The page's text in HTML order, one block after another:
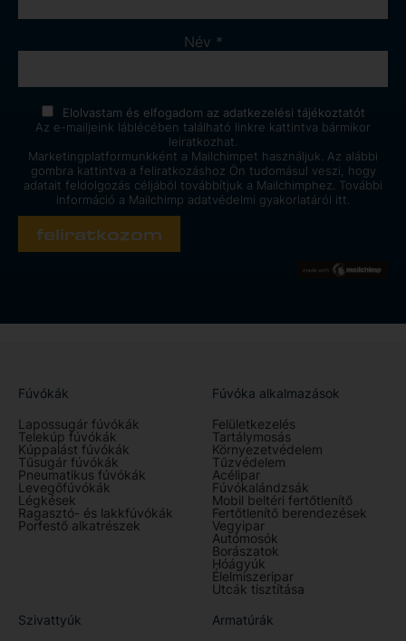
Név *
Elolvastam és elfogadom az adatkezelési tájékoztatót
Az e-mailjeink láblécében található linkre kattintva bármikor
leiratkozhat.
Marketingplatformunkként a Mailchimpet használjuk. Az alábbi
gombra kattintva a feliratkozáshoz Ön tudomásul veszi, hogy
adatait feldolgozás céljából továbbítjuk a Mailchimphez. További
információ a Mailchimp adatvédelmi gyakorlatáról itt.
Fúvókák
Lapossugár fúvókák
Telekúp fúvókák
Kúppalást fúvókák
Tűsugár fúvókák
Pneumatikus fúvókák
Levegőfúvókák
Légkések
Ragasztó- és lakkfúvókák
Porfestő alkatrészek
Fúvóka alkalmazások
Felületkezelés
Tartálymosás
Környezetvédelem
Tűzvédelem
Acélipar
Fúvókalándzsák
Mobil beltéri fertőtlenítő
Fertőtlenítő berendezések
Vegyipar
Autómosók
Borászatok
Hóágyúk
Élelmiszeripar
Utcák tisztítása
Szivattyúk
Armatúrák